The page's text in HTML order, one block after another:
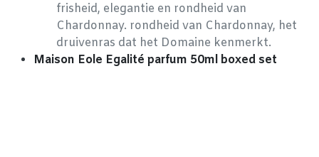
frisheid, elegantie en rondheid van
Chardonnay. rondheid van Chardonnay, het
druivenras dat het Domaine kenmerkt.
Maison Eole Egalité parfum 50ml boxed set